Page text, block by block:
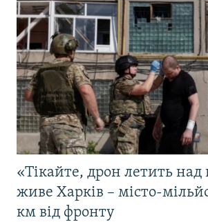
«Тікайте, дрон летить
живе Харків – місто-
км від фронту